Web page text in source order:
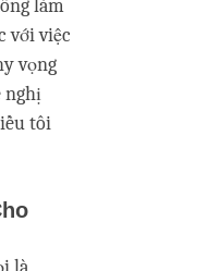
làm
với việc
vọng
nghị
tôi